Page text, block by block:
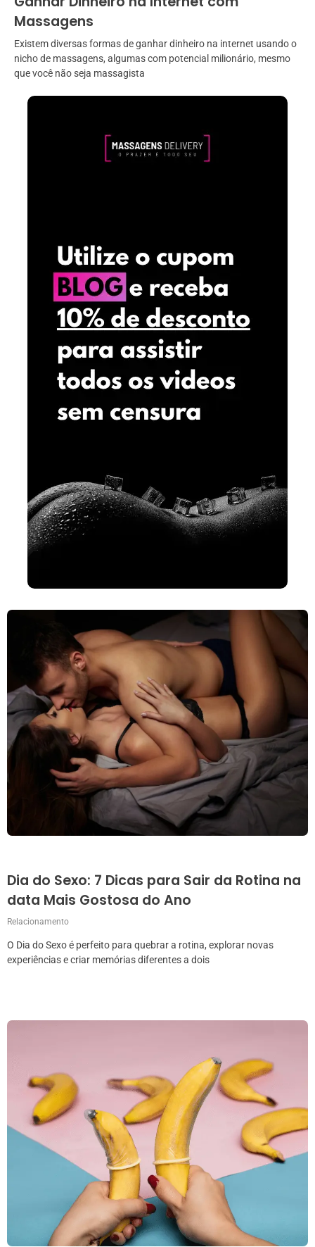
Massagens
Existem diversas formas de ganhar dinheiro na internet usando o
nicho de massagens, algumas com potencial milionário, mesmo
que você não seja massagista
Dia do Sexo: 7 Dicas para Sair da Rotina na
data Mais Gostosa do Ano
Relacionamento
O Dia do Sexo é perfeito para quebrar a rotina, explorar novas
experiências e criar memórias diferentes a dois